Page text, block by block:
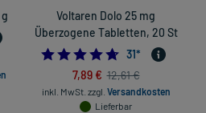
Voltaren Dolo 25 mg
Überzogene Tabletten, 20 St
4.67741935483871
31*
7,89 € 12,61 €
inkl. MwSt. zzgl. Versandkosten
Lieferbar